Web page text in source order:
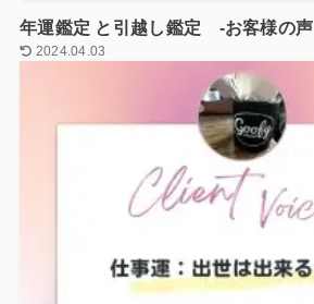
年運鑑定 と引越し鑑定 -お客様の声
2024.04.03